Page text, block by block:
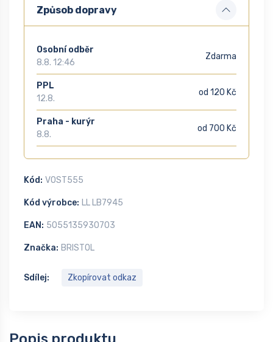
Způsob dopravy
Osobní odběr
8.8. 12:46
Zdarma
PPL
12.8.
od 120 Kč
Praha - kurýr
8.8.
od 700 Kč
Kód: VOST555
Kód výrobce: LL LB7945
EAN: 5055135930703
Značka: BRISTOL
Sdílej: Zkopírovat odkaz